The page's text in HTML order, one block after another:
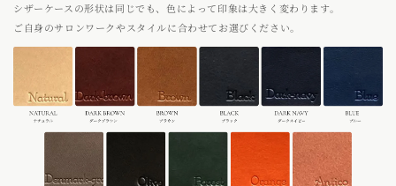
シザーケースの形状は同じでも、色によって印象は大きく変わります。
ご自身のサロンワークやスタイルに合わせてお選びください。